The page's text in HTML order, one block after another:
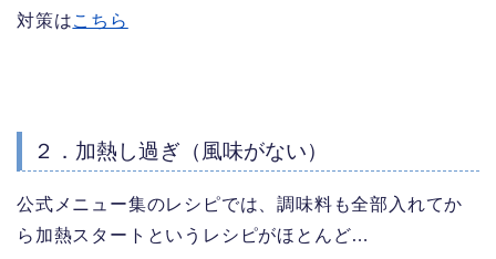
対策はこちら
２．加熱し過ぎ（風味がない）
公式メニュー集のレシピでは、調味料も全部入れてか
ら加熱スタートというレシピがほとんど…